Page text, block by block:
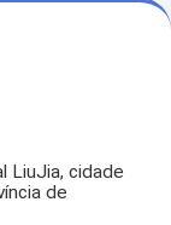
LiuJia, cidade
de